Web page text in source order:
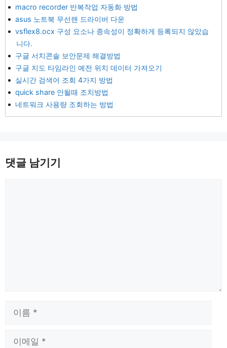
macro recorder 반복작업 자동화 방법
asus 노트북 무선랜 드라이버 다운
vsflex8.ocx 구성 요소나 종속성이 정확하게 등록되지 않았습
니다.
구글 서치콘솔 보안문제 해결방법
구글 지도 타임라인 예전 위치 데이터 가져오기
실시간 검색어 조회 4가지 방법
quick share 안될때 조치방법
네트워크 사용량 조회하는 방법
댓글 남기기